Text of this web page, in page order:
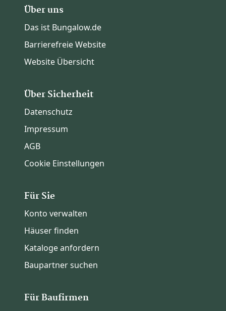
Über uns
Das ist Bungalow.de
Barrierefreie Website
Website Übersicht
Über Sicherheit
Datenschutz
Impressum
AGB
Cookie Einstellungen
Für Sie
Konto verwalten
Häuser finden
Kataloge anfordern
Baupartner suchen
Für Baufirmen